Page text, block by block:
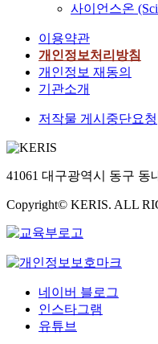
사이언스온
이용약관
개인정보처리방침
개인정보 재동의
기관소개
저작물 게시중단요청
41061 대구광역시 동구 동
Copyright© KERIS. ALL
네이버 블로그
인스타그램
유튜브